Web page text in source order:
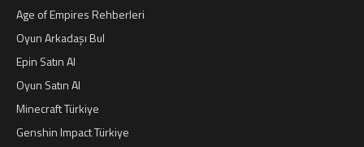
Age of Empires Rehberleri
Oyun Arkadaşı Bul
Epin Satın Al
Oyun Satın Al
Minecraft Türkiye
Genshin Impact Türkiye